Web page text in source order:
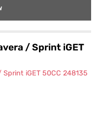
/ Sprint iGET